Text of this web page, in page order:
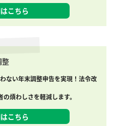
こちら
整
ない年末調整申告を実現！法令改
煩わしさを軽減します。
こちら